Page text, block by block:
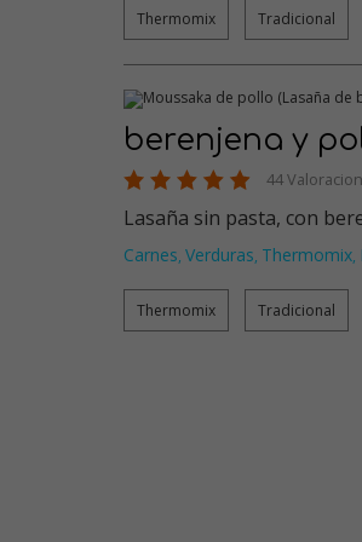
Thermomix Tradicional
berenjena y
44
Lasaña sin pasta, con
Carnes, Verduras, Thermomix,
Thermomix Tradicional